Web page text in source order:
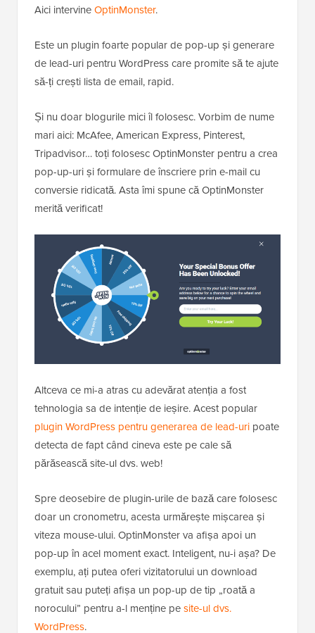
Aici intervineOptinMonster.
Este un plugin foarte popular de pop-up și generare
de lead-uri pentru WordPress care promite să te ajute
să-ți crești lista de email, rapid.
Și nu doar blogurile mici îl folosesc. Vorbim de nume
mari aici: McAfee, American Express, Pinterest,
Tripadvisor… toți folosesc OptinMonster pentru a crea
pop-up-uri și formulare de înscriere prin e-mail cu
conversie ridicată. Asta îmi spune că OptinMonster
merită verificat!
Altceva ce mi-a atras cu adevărat atenția a fost
tehnologia sa de intenție de ieșire. Acest popular
plugin WordPress pentru generarea de lead-uri poate
detecta de fapt când cineva este pe cale să
părăsească site-ul dvs. web!
Spre deosebire de plugin-urile de bază care folosesc
doar un cronometru, acesta urmărește mișcarea și
viteza mouse-ului. OptinMonster va afișa apoi un
pop-up în acel moment exact. Inteligent, nu-i așa? De
exemplu, ați putea oferi vizitatorului un download
gratuit sau puteți afișa un pop-up de tip „roată a
norocului” pentru a-l menține pesite-ul dvs.
WordPress.